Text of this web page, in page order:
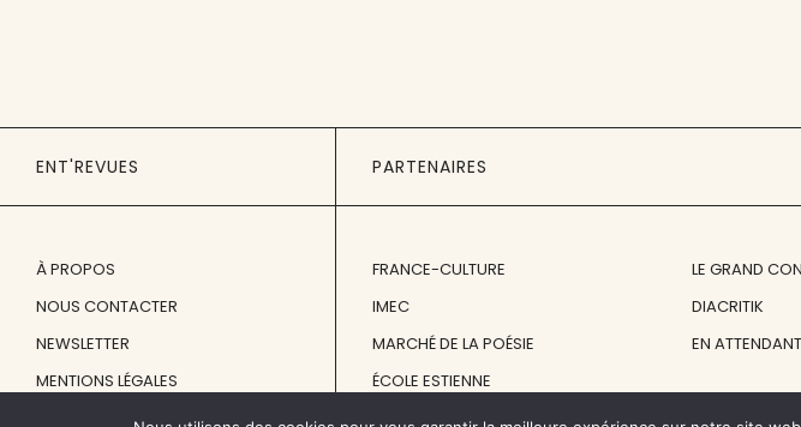
ENT'REVUES
À PROPOS
NOUS CONTACTER
NEWSLETTER
MENTIONS LÉGALES
PARTENAIRES
FRANCE-CULTURE
IMEC
MARCHÉ DE LA POÉSIE
ÉCOLE ESTIENNE
LE GRAND
DIACRITIK
EN